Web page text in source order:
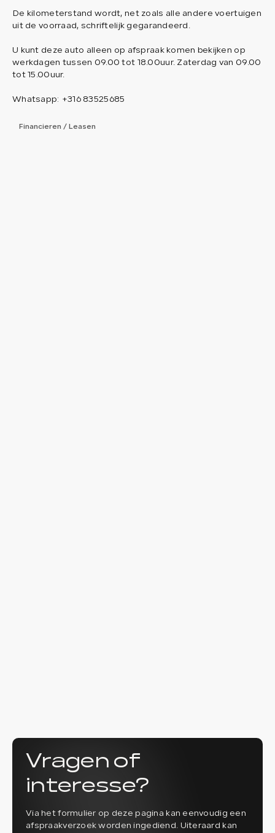
De kilometerstand wordt, net zoals alle andere voertuigen
uit de voorraad, schriftelijk gegarandeerd.
U kunt deze auto alleen op afspraak komen bekijken op
werkdagen tussen 09.00 tot 18.00uur. Zaterdag van 09.00
tot 15.00uur.
Whatsapp: +316 83525685
Financieren / Leasen
Vragen of
interesse?
Via het formulier op deze pagina kan eenvoudig een
afspraakverzoek worden ingediend. Uiteraard kan